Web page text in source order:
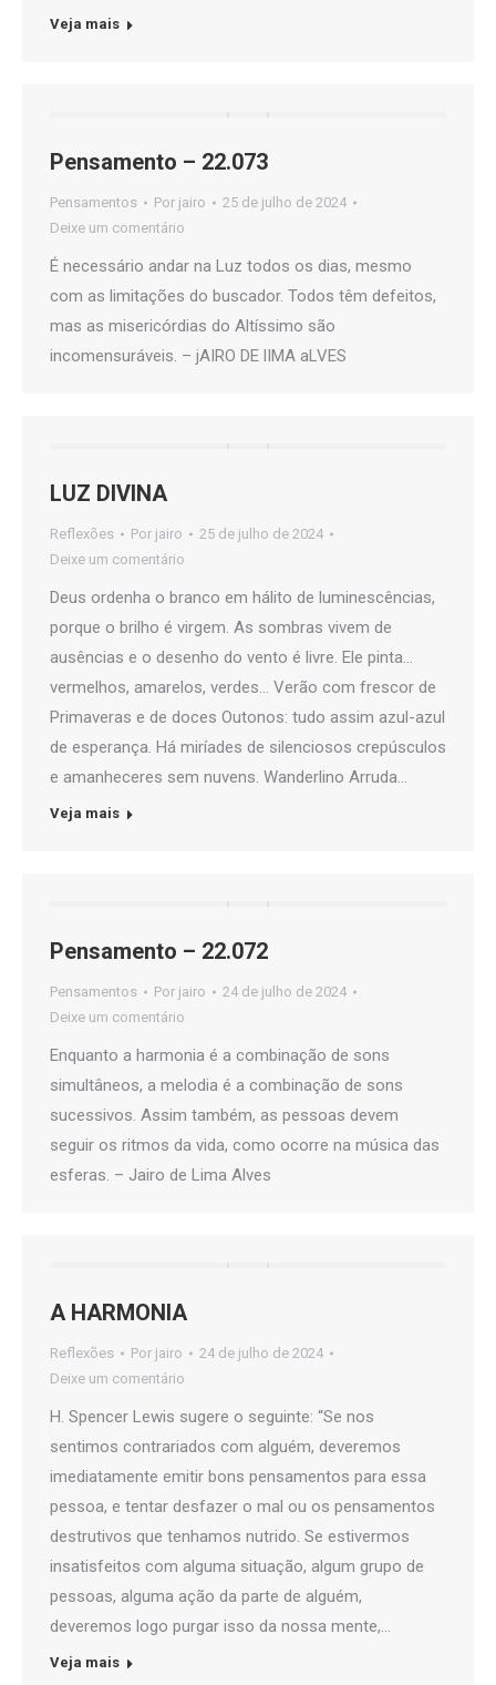
Veja mais
Pensamento – 22.073
Pensamentos Por jairo
25 de julho de 2024
Deixe um comentário
É necessário andar na Luz todos os dias, mesmo
com as limitações do buscador. Todos têm defeitos,
mas as misericórdias do Altíssimo são
incomensuráveis. – jAIRO DE lIMA aLVES
LUZ DIVINA
Reflexões Por jairo
25 de julho de 2024
Deixe um comentário
Deus ordenha o branco em hálito de luminescências,
porque o brilho é virgem. As sombras vivem de
ausências e o desenho do vento é livre. Ele pinta…
vermelhos, amarelos, verdes… Verão com frescor de
Primaveras e de doces Outonos: tudo assim azul-azul
de esperança. Há miríades de silenciosos crepúsculos
e amanheceres sem nuvens. Wanderlino Arruda…
Veja mais
Pensamento – 22.072
Pensamentos Por jairo
24 de julho de 2024
Deixe um comentário
Enquanto a harmonia é a combinação de sons
simultâneos, a melodia é a combinação de sons
sucessivos. Assim também, as pessoas devem
seguir os ritmos da vida, como ocorre na música das
esferas. – Jairo de Lima Alves
A HARMONIA
Reflexões Por jairo
24 de julho de 2024
Deixe um comentário
H. Spencer Lewis sugere o seguinte: “Se nos
sentimos contrariados com alguém, deveremos
imediatamente emitir bons pensamentos para essa
pessoa, e tentar desfazer o mal ou os pensamentos
destrutivos que tenhamos nutrido. Se estivermos
insatisfeitos com alguma situação, algum grupo de
pessoas, alguma ação da parte de alguém,
deveremos logo purgar isso da nossa mente,…
Veja mais